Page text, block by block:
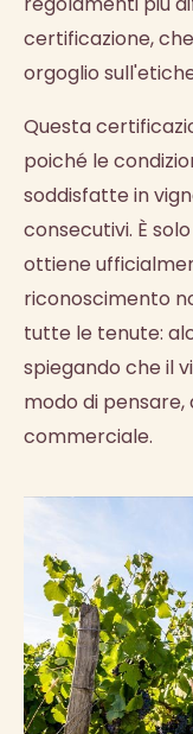
certificazione,
orgoglio
Questa
poiché le
soddisfatte in
consecutivi. È
ottiene
riconoscimento
tutte le tenute:
spiegando che il
modo di pensare,
commerciale.